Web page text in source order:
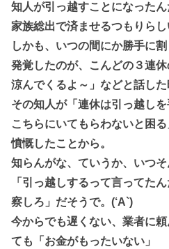
知人が引っ越すことになった
家族総出で済ませるつもりらし
しかも、いつの間にか勝手に
発覚したのが、こんどの３連
涼んでくるよ～」などと話した
その知人が「連休は引っ越しを
こちらにいてもらわないと困る
憤慨したことから。
知らんがな、ていうか、いつ
「引っ越しするって言ってた
察しろ」だそうで。(‘A`)
今からでも遅くない、業者に
ても「お金がもったいない」